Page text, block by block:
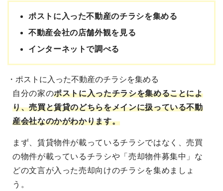
ポストに入った不動産のチラシを集める
不動産会社の店舗外観を見る
インターネットで調べる
・ポストに入った不動産のチラシを集める
自分の家のポストに入ったチラシを集めることによ
り、売買と賃貸のどちらをメインに扱っている不動
産会社なのかがわかります。
まず、賃貸物件が載っているチラシではなく、売買
の物件が載っているチラシや「売却物件募集中」な
どの文言が入った売却向けのチラシを集めましょ
う。